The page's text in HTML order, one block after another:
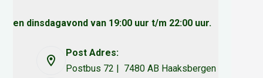
en dinsdagavond van 19:00 uur t/m 22:00 uur.
Post Adres:
Postbus 72 | 7480 AB Haaksbergen